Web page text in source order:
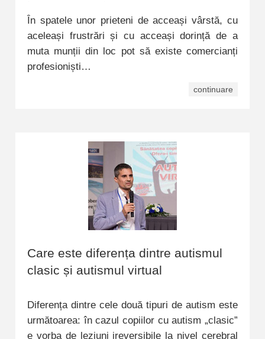
În spatele unor prieteni de acceași vârstă, cu
aceleași frustrări și cu acceași dorință de a
muta munții din loc pot să existe comercianți
profesioniști…
continuare
Care este diferența dintre autismul
clasic și autismul virtual
Diferența dintre cele două tipuri de autism este
următoarea: în cazul copiilor cu autism „clasic”
e vorba de leziuni ireversibile la nivel cerebral